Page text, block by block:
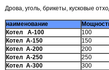
Дрова, уголь, брикеты, кусковые
наименование
Котел А-100
100
Котел А-150
150
Котел А-200
200
Котел А-250
250
Котел А-300
300